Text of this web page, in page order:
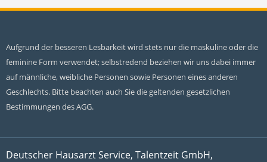
Aufgrund der besseren Lesbarkeit wird stets nur die maskuline oder die
feminine Form verwendet; selbstredend beziehen wir uns dabei immer
auf männliche, weibliche Personen sowie Personen eines anderen
Geschlechts. Bitte beachten auch Sie die geltenden gesetzlichen
Bestimmungen des AGG.
Deutscher Hausarzt Service, Talentzeit GmbH,